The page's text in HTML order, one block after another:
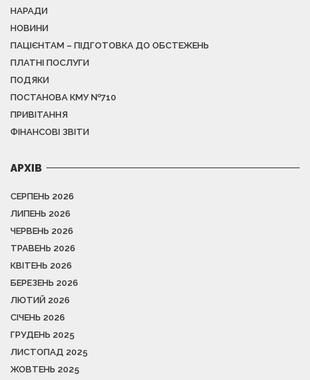
НАРАДИ
НОВИНИ
ПАЦІЄНТАМ – ПІДГОТОВКА ДО ОБСТЕЖЕНЬ
ПЛАТНІ ПОСЛУГИ
ПОДЯКИ
ПОСТАНОВА КМУ №710
ПРИВІТАННЯ
ФІНАНСОВІ ЗВІТИ
АРХІВ
СЕРПЕНЬ 2026
ЛИПЕНЬ 2026
ЧЕРВЕНЬ 2026
ТРАВЕНЬ 2026
КВІТЕНЬ 2026
БЕРЕЗЕНЬ 2026
ЛЮТИЙ 2026
СІЧЕНЬ 2026
ГРУДЕНЬ 2025
ЛИСТОПАД 2025
ЖОВТЕНЬ 2025